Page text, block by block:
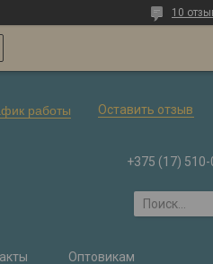
10
работы Оставить отзыв
+375 (17)
Оптовикам